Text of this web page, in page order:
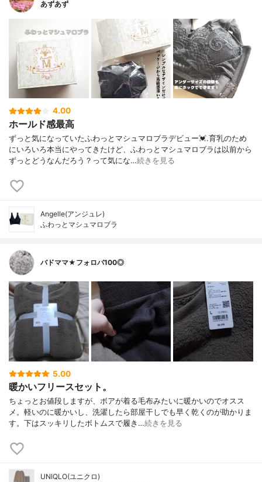
あずあず
4.00
ホールド感最高
ずっと気になっていたふわっとマシュマロブラデビュー💓.育乳のため
にいろいろ本当にやってきたけど、ふわっとマシュマロブラは以前から
ずっとどうなんだろう？って気にな…続きを見る
Angelle(アンジュレ)
ふわっとマシュマロブラ
バドママ★フォロバ100◎
5.00
暖かいフリースセット。
ちょっとお値段しますが、ボアが着る毛布みたいに暖かいのでオスス
メ。軽いのに暖かいし、洗濯したら部屋干しでも早く乾くのが助かりま
す。下はスッキリしたボトムスで履き…続きを見る
UNIQLO(ユニクロ)